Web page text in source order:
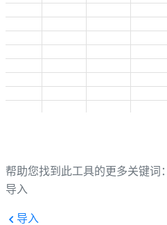
帮助您找到此工具的更多关键词：
导入
导入